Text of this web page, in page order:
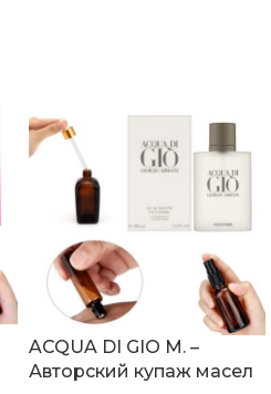
ACQUA DI GIO M. –
Авторский купаж масел